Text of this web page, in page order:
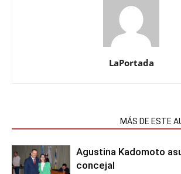
LaPortada
MÁS DE ESTE
Agustina Kadomoto
concejal